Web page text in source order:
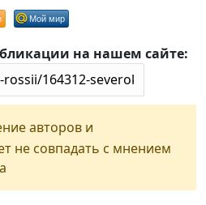
Мой мир
на нашем сайте:
авторов и
не совпадать с мнением